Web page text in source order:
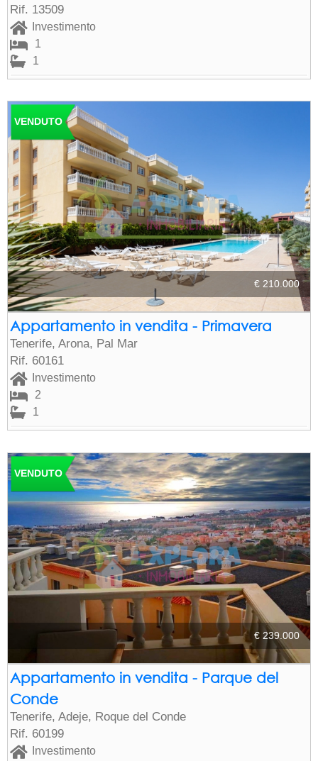
Rif. 13509
Investimento
1
1
VENDUTO
€ 210.000
Appartamento in vendita - Primavera
Tenerife, Arona, Pal Mar
Rif. 60161
Investimento
2
1
VENDUTO
€ 239.000
Appartamento in vendita - Parque del
Conde
Tenerife, Adeje, Roque del Conde
Rif. 60199
Investimento